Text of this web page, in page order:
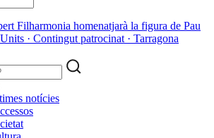
Filharmonia homenatjarà la figura de Pau
· Contingut patrocinat · Tarragona
notícies